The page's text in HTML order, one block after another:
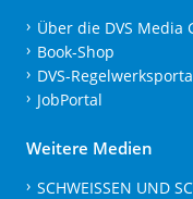
Über die DVS Media
Book-Shop
DVS-
JobPortal
Weitere Medien
SCHWEISSEN UND